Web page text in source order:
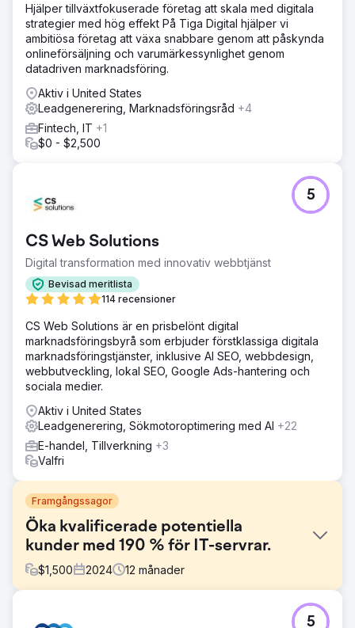
Hjälper tillväxtfokuserade företag att skala med digitala
strategier med hög effekt På Tiga Digital hjälper vi
ambitiösa företag att växa snabbare genom att påskynda
onlineförsäljning och varumärkessynlighet genom
datadriven marknadsföring.
Aktiv i United States
Leadgenerering, Marknadsföringsråd +4
Fintech, IT +1
$0 - $2,500
CS Web Solutions
Digital transformation med innovativ webbtjänst
Bevisad meritlista
114 recensioner
5
CS Web Solutions är en prisbelönt digital
marknadsföringsbyrå som erbjuder förstklassiga digitala
marknadsföringstjänster, inklusive AI SEO, webbdesign,
webbutveckling, lokal SEO, Google Ads-hantering och
sociala medier.
Aktiv i United States
Leadgenerering, Sökmotoroptimering med AI +22
E-handel, Tillverkning +3
Valfri
Framgångssagor
Öka kvalificerade potentiella
kunder med 190 % för IT-servrar.
$1,500 2024 12 månader
Företaget erbjöd Cyber Essentials och Cyber Essentials
5